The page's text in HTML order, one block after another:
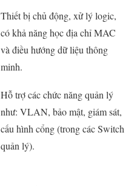
Thiết bị chủ động, xử lý logic,
có khả năng học địa chỉ MAC
và điều hướng dữ liệu thông
minh.
Hỗ trợ các chức năng quản lý
như: VLAN, bảo mật, giám sát,
cấu hình cổng (trong các Switch
quản lý).